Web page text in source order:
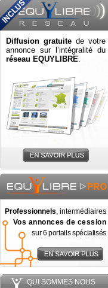
Diffusion gratuite de votre
annonce sur l’intégralité du
réseau EQUYLIBRE.
Professionnels, intermédiaires
Vos annonces de cession
sur 6 portails spécialisés
QUI SOMMES NOUS